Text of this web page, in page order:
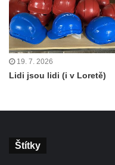
19. 7. 2026
Lidi jsou lidi (i v Loretě)
Štítky